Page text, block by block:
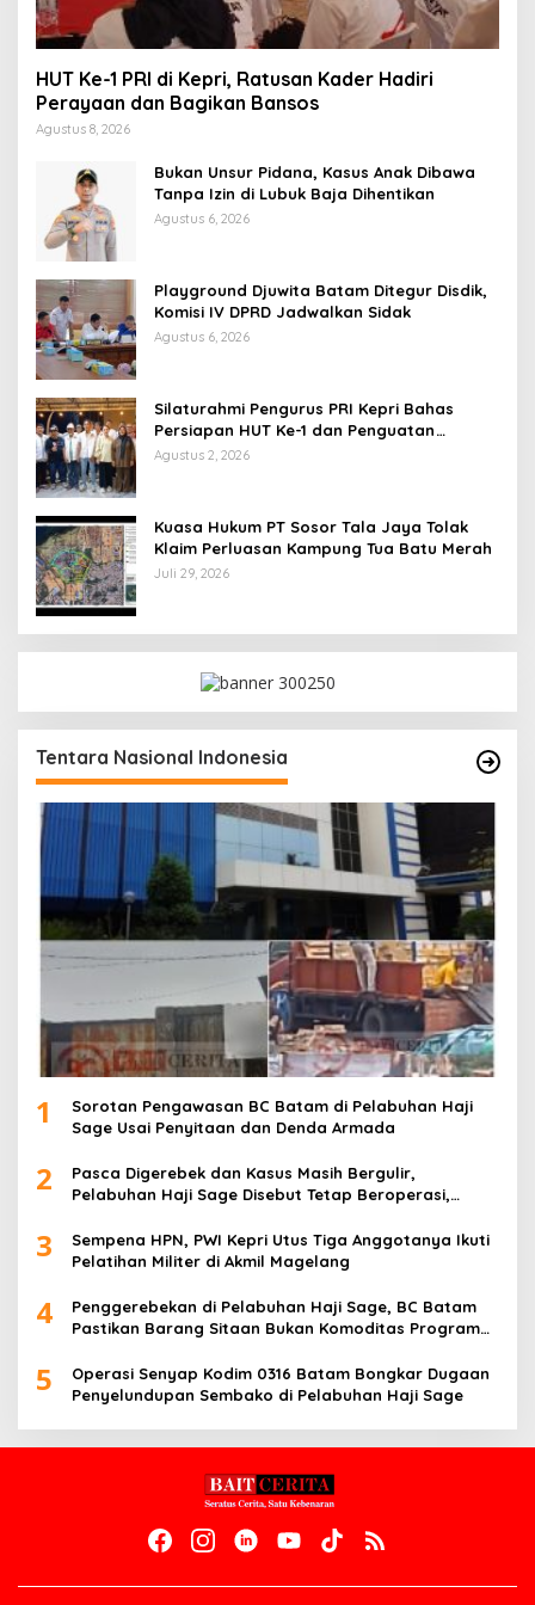
HUT Ke-1 PRI di Kepri, Ratusan Kader Hadiri
Perayaan dan Bagikan Bansos
Agustus 8, 2026
Bukan Unsur Pidana, Kasus Anak Dibawa
Tanpa Izin di Lubuk Baja Dihentikan
Agustus 6, 2026
Playground Djuwita Batam Ditegur Disdik,
Komisi IV DPRD Jadwalkan Sidak
Agustus 6, 2026
Silaturahmi Pengurus PRI Kepri Bahas
Persiapan HUT Ke-1 dan Penguatan
Konsolidasi Partai
Agustus 2, 2026
Kuasa Hukum PT Sosor Tala Jaya Tolak
Klaim Perluasan Kampung Tua Batu Merah
Juli 29, 2026
Tentara Nasional Indonesia
1
Sorotan Pengawasan BC Batam di Pelabuhan Haji
Sage Usai Penyitaan dan Denda Armada
2
Pasca Digerebek dan Kasus Masih Bergulir,
Pelabuhan Haji Sage Disebut Tetap Beroperasi,
3
Sempena HPN, PWI Kepri Utus Tiga Anggotanya Ikuti
Pelatihan Militer di Akmil Magelang
4
Penggerebekan di Pelabuhan Haji Sage, BC Batam
Pastikan Barang Sitaan Bukan Komoditas Program
5
Operasi Senyap Kodim 0316 Batam Bongkar Dugaan
Penyelundupan Sembako di Pelabuhan Haji Sage